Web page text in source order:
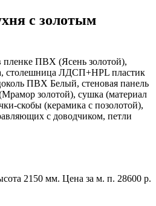
с золотым
ПВХ (Ясень золотой),
ЛДСП+HPL пластик
ПВХ Белый, стеновая панель
золотой), сушка (материал
скобы (керамика с позолотой),
с доводчиком, петли
2150 мм. Цена за м. п. 28600 р.